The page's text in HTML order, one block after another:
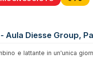
Aula Diesse Group,
e lattante in un'unica